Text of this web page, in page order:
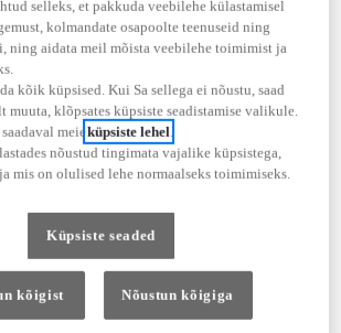
(kombineeritud)
130 g/km
Osalenud
kindlustusjuhtumis
Jah
selleks, et pakkuda veebilehe külastamisel
kolmandate osapoolte teenuseid ning
ning aidata meil mõista veebilehe toimimist ja
kõik küpsised. Kui Sa sellega ei nõustu, saad
muuta, klõpsates küpsiste seadistamise valikule.
meieküpsiste lehel
nõustud tingimata vajalike küpsistega,
mis on olulised lehe normaalseks toimimiseks.
Küpsiste seaded
kõigist Nõustun kõigiga